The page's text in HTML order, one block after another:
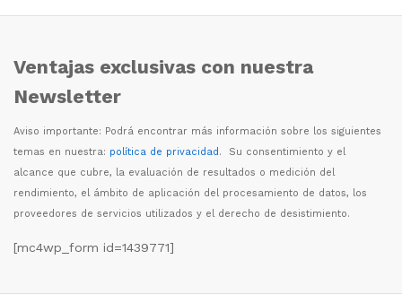
Ventajas exclusivas con nuestra
Newsletter
Aviso importante: Podrá encontrar más información sobre los siguientes
temas en nuestra: política de privacidad. Su consentimiento y el
alcance que cubre, la evaluación de resultados o medición del
rendimiento, el ámbito de aplicación del procesamiento de datos, los
proveedores de servicios utilizados y el derecho de desistimiento.
[mc4wp_form id=1439771]